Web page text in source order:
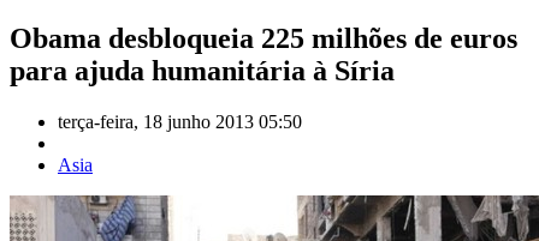
Obama desbloqueia 225 milhões de euros
para ajuda humanitária à Síria
terça-feira, 18 junho 2013 05:50
Asia